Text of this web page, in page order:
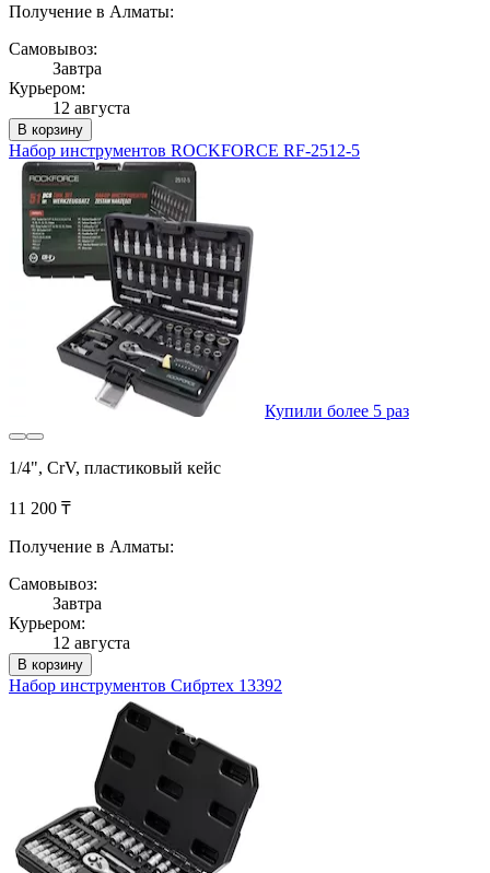
Получение в Алматы:
Самовывоз:
Завтра
Курьером:
12 августа
В корзину
Набор инструментов ROCKFORCE RF-2512-5
Купили более 5 раз
1/4", CrV, пластиковый кейс
11 200 ₸
Получение в Алматы:
Самовывоз:
Завтра
Курьером:
12 августа
В корзину
Набор инструментов Сибртех 13392